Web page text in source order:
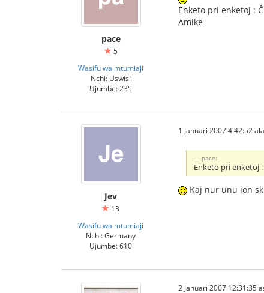
pace
5
Wasifu wa mtumiaji
Nchi: Uswisi
Ujumbe: 235
Enketo pri enketoj :
Amike
Jev
13
Wasifu wa mtumiaji
Nchi: Germany
Ujumbe: 610
1 Januari 2007 4:42:52
pace:
Enketo pri enketoj
Kaj nur unu ion
2 Januari 2007 12:31:35